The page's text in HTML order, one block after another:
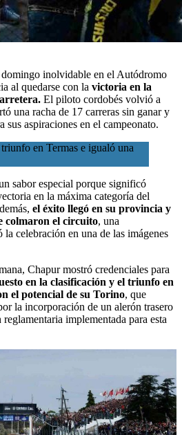
inolvidable en el Autódromo
al quedarse con la victoria en la
. El piloto cordobés volvió a
una racha de 17 carreras sin ganar y
sus aspiraciones en el campeonato.
en Termas e igualó una
sabor especial porque significó
en la máxima categoría del
el éxito llegó en su provincia y
colmaron el circuito, una
celebración en una de las imágenes
Chapur mostró credenciales para
en la clasificación y el triunfo en
el potencial de su Torino, que
la incorporación de un alerón trasero
implementada para esta